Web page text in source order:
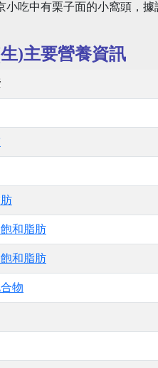
小吃中有栗子面的小窩頭，
)主要營養資訊
和脂肪
和脂肪
物